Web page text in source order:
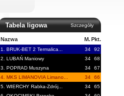
Tabela ligowa Szczegóły
Nazwa M. Pkt.
1. BRUK-BET 2 Termalica... 34
92
2. LUBAŃ Maniowy
34
68
3. POPRAD Muszyna
34
67
4. MKS LIMANOVIA Limano...
34
66
5. WIERCHY Rabka-Zdrój...
34
65